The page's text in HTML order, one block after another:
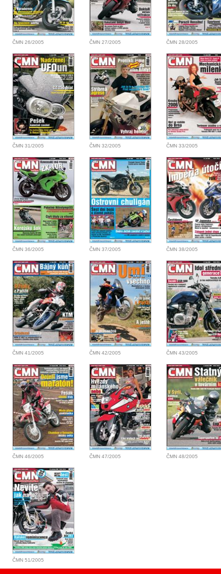
ČMN 26/2005 ČMN 27/2005 ČMN 28/2005
ČMN 31/2005 ČMN 32/2005 ČMN 33/2005
ČMN 36/2005 ČMN 37/2005 ČMN 38/2005
ČMN 41/2005 ČMN 42/2005 ČMN 43/2005
ČMN 46/2005 ČMN 47/2005 ČMN 48/2005
ČMN 51/2005